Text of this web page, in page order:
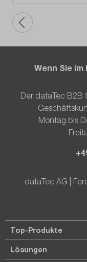
Wenn Sie
Der dataTec B2B
Montag bis
dataTec AG |
Top-Produkte
Lösungen